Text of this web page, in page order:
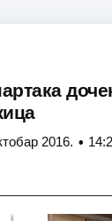
2016. •